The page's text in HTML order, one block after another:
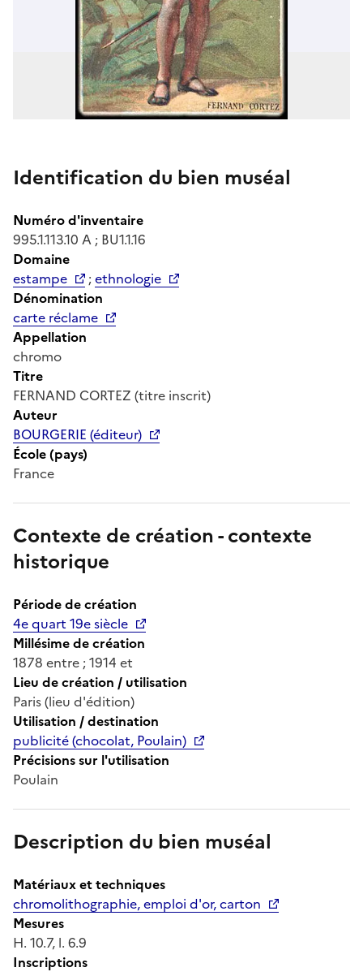
Identification du bien muséal
Numéro d'inventaire
995.1.113.10 A ; BU1.1.16
Domaine
estampe
;ethnologie
Dénomination
carte réclame
Appellation
chromo
Titre
FERNAND CORTEZ (titre inscrit)
Auteur
BOURGERIE (éditeur)
École (pays)
France
Contexte de création - contexte
historique
Période de création
4e quart 19e siècle
Millésime de création
1878 entre ; 1914 et
Lieu de création / utilisation
Paris (lieu d'édition)
Utilisation / destination
publicité (chocolat, Poulain)
Précisions sur l'utilisation
Poulain
Description du bien muséal
Matériaux et techniques
chromolithographie, emploi d'or, carton
Mesures
H. 10.7, l. 6.9
Inscriptions